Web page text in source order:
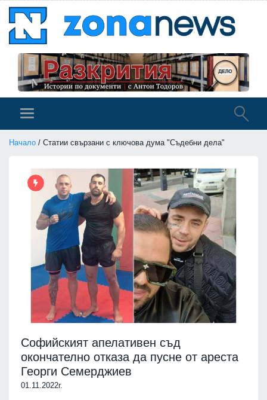
Начало / Статии свързани с ключова дума "Съдебни дела"
Софийският апелативен съд
окончателно отказа да пусне от ареста
Георги Семерджиев
01.11.2022г.